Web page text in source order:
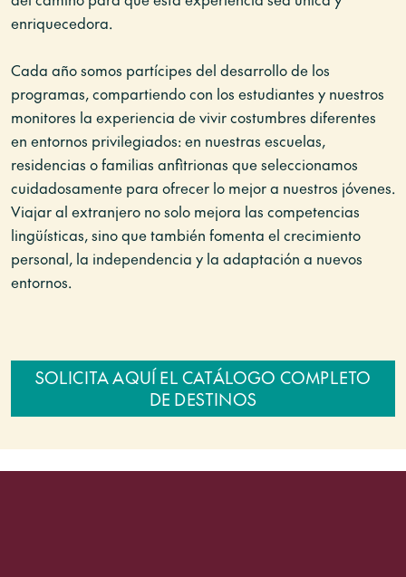
enriquecedora.
Cada año somos partícipes del desarrollo de los
programas, compartiendo con los estudiantes y nuestros
monitores la experiencia de vivir costumbres diferentes
en entornos privilegiados: en nuestras escuelas,
residencias o familias anfitrionas que seleccionamos
cuidadosamente para ofrecer lo mejor a nuestros jóvenes.
Viajar al extranjero no solo mejora las competencias
lingüísticas, sino que también fomenta el crecimiento
personal, la independencia y la adaptación a nuevos
entornos.
SOLICITA AQUÍ EL CATÁLOGO COMPLETO
DE DESTINOS